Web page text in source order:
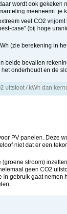
wordt ook gekeken
meeneemt: je
veel CO2
case” (bij hoge
(zie berekening in
beide bevallen
onderhoudt en de
uitstoot / kWh dan
PV panelen. Deze
niet dat er een
stroom)
geen CO2
gebruik gaat nemen